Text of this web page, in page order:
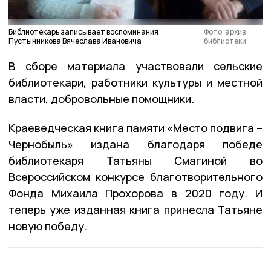
Библиотекарь записывает воспоминания
Пустынникова Вячеслава Ивановича
Фото: архив
библиотеки
В сборе материала участвовали сельские
библиотекари, работники культуры и местной
власти, добровольные помощники.
Краеведческая книга памяти «Место подвига –
Чернобыль» издана благодаря победе
библиотекаря Татьяны Смагиной во
Всероссийском конкурсе благотворительного
Фонда Михаила Прохорова в 2020 году. И
теперь уже изданная книга принесла Татьяне
новую победу.